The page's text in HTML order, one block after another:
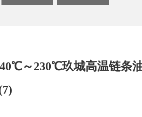
～230℃玖城高温链条